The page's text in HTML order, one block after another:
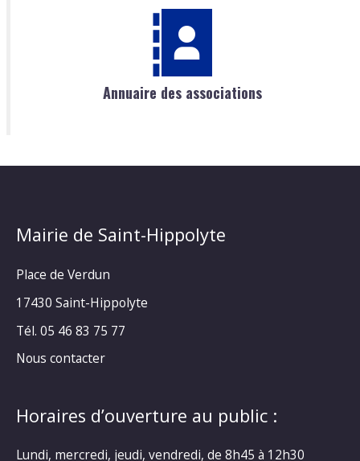
Annuaire des associations
Mairie de Saint-Hippolyte
Place de Verdun
17430 Saint-Hippolyte
Tél. 05 46 83 75 77
Nous contacter
Horaires d’ouverture au public :
Lundi, mercredi, jeudi, vendredi, de 8h45 à 12h30